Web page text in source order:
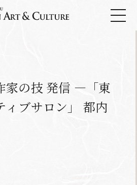
家の技 発信 ―「東
ィブサロン」 都内